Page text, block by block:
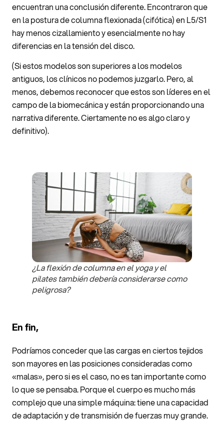
encuentran una conclusión diferente. Encontraron que
en la postura de columna flexionada (cifótica) en L5/S1
hay menos cizallamiento y esencialmente no hay
diferencias en la tensión del disco.
(Si estos modelos son superiores a los modelos
antiguos, los clínicos no podemos juzgarlo. Pero, al
menos, debemos reconocer que estos son líderes en el
campo de la biomecánica y están proporcionando una
narrativa diferente. Ciertamente no es algo claro y
definitivo).
¿La flexión de columna en el yoga y el
pilates también debería considerarse como
peligrosa?
En fin,
Podríamos conceder que las cargas en ciertos tejidos
son mayores en las posiciones consideradas como
«malas», pero si es el caso, no es tan importante como
lo que se pensaba. Porque el cuerpo es mucho más
complejo que una simple máquina: tiene una capacidad
de adaptación y de transmisión de fuerzas muy grande.